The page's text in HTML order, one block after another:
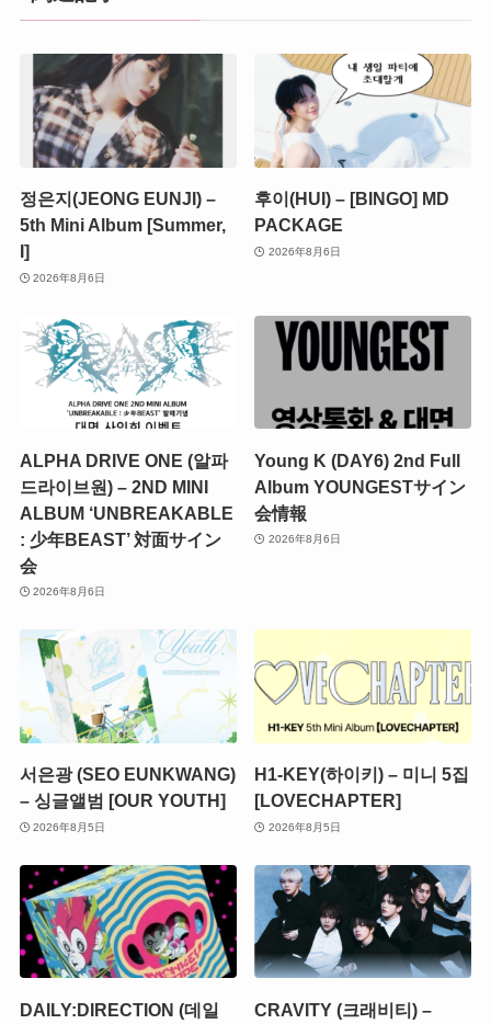
정은지(JEONG EUNJI) –
5th Mini Album [Summer,
I]
2026年8月6日
후이(HUI) – [BINGO] MD
PACKAGE
2026年8月6日
ALPHA DRIVE ONE (알파
드라이브원) – 2ND MINI
ALBUM ‘UNBREAKABLE
: 少年BEAST’ 対面サイン
会
2026年8月6日
Young K (DAY6) 2nd Full
Album YOUNGESTサイン
会情報
2026年8月6日
서은광 (SEO EUNKWANG)
– 싱글앨범 [OUR YOUTH]
2026年8月5日
H1-KEY(하이키) – 미니 5집
[LOVECHAPTER]
2026年8月5日
DAILY:DIRECTION (데일
CRAVITY (크래비티) –